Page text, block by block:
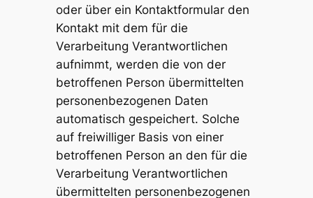
oder über ein Kontaktformular den
Kontakt mit dem für die
Verarbeitung Verantwortlichen
aufnimmt, werden die von der
betroffenen Person übermittelten
personenbezogenen Daten
automatisch gespeichert. Solche
auf freiwilliger Basis von einer
betroffenen Person an den für die
Verarbeitung Verantwortlichen
übermittelten personenbezogenen